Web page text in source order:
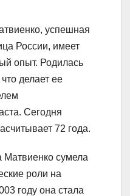
успешная
России, имеет
опыт. Родилась
делает ее
Сегодня
72 года.
Матвиенко сумела
роли на
году она стала